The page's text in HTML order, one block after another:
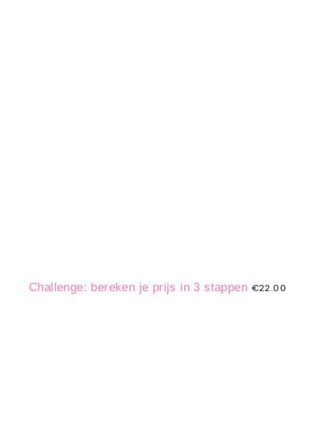
Challenge: bereken je prijs in 3 stappen €22.00